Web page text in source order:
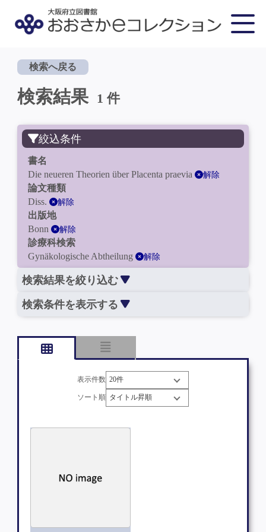
検索へ戻る
検索結果 1 件
絞込条件
書名
Die neueren Theorien über Placenta praevia
解除
論文種類
Diss.
解除
出版地
Bonn
解除
診療科検索
Gynäkologische Abtheilung
解除
検索結果を絞り込む
検索条件を表示する
表示件数
ソート順